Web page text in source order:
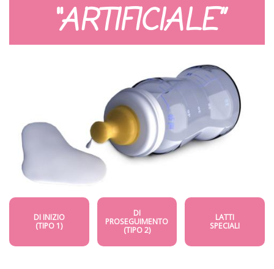
“ARTIFICIALE”
DI INIZIO
(TIPO 1)
DI
PROSEGUIMENTO
(TIPO 2)
LATTI
SPECIALI